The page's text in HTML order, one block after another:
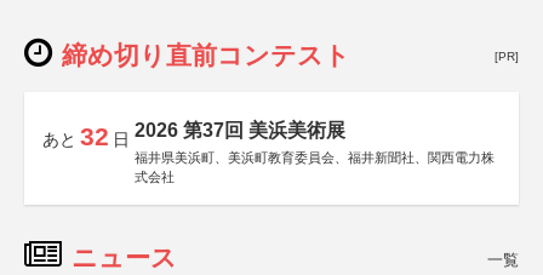
締め切り直前コンテスト [PR]
あと 32 日 2026 第37回 美浜美術展
福井県美浜町、美浜町教育委員会、福井新聞社、関西電力株
式会社
ニュース 一覧